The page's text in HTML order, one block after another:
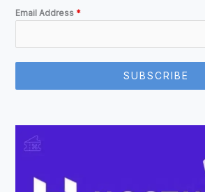
Email Address *
SUBSCRIBE